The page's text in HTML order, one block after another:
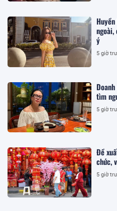
ngoài,
ý
5 giờ
tìm
5 giờ
Đề
chức,
5 giờ